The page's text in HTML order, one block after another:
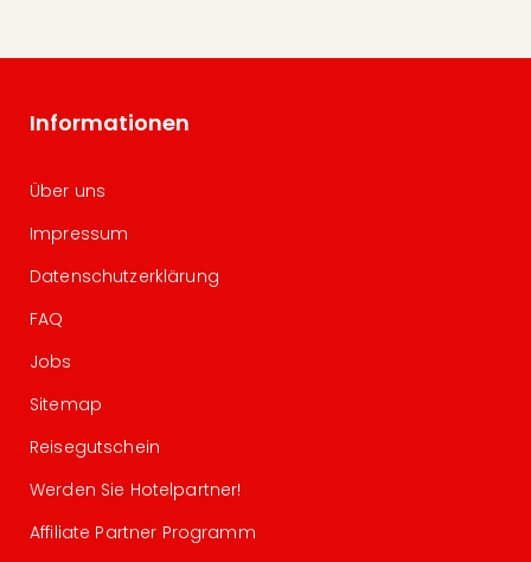
Informationen
Über uns
Impressum
Datenschutzerklärung
FAQ
Jobs
Sitemap
Reisegutschein
Werden Sie Hotelpartner!
Affiliate Partner Programm